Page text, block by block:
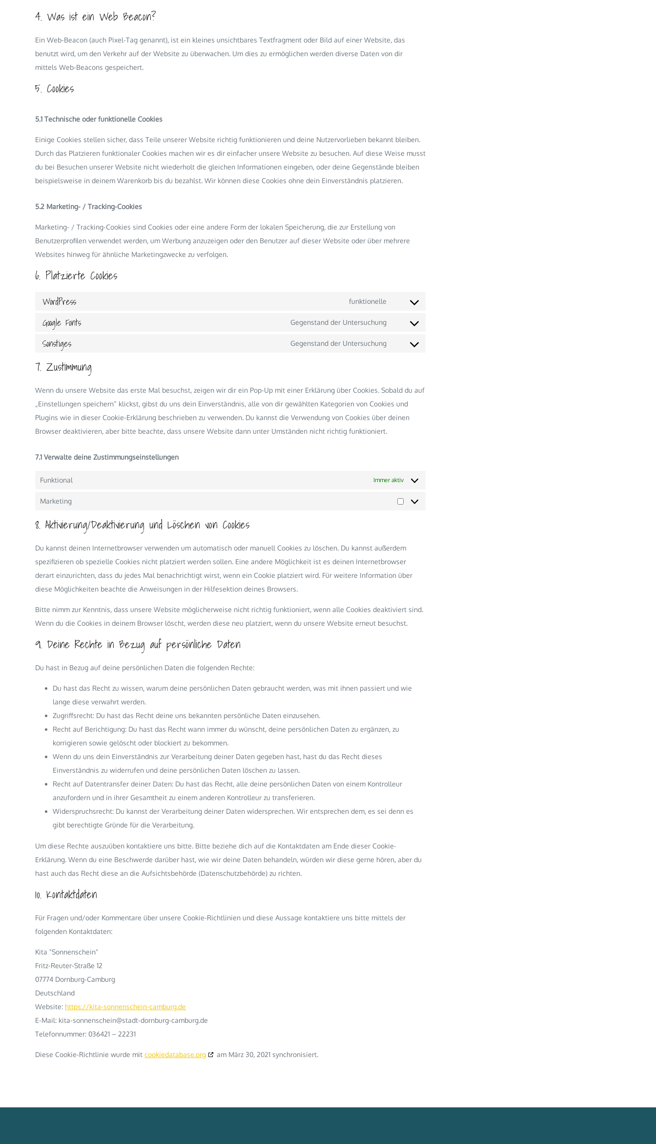
4. Was ist ein Web Beacon?
Ein Web-Beacon (auch Pixel-Tag genannt), ist ein kleines unsichtbares Textfragment oder Bild auf einer Website, das
benutzt wird, um den Verkehr auf der Website zu überwachen. Um dies zu ermöglichen werden diverse Daten von dir
mittels Web-Beacons gespeichert.
5. Cookies
5.1 Technische oder funktionelle Cookies
Einige Cookies stellen sicher, dass Teile unserer Website richtig funktionieren und deine Nutzervorlieben bekannt bleiben.
Durch das Platzieren funktionaler Cookies machen wir es dir einfacher unsere Website zu besuchen. Auf diese Weise musst
du bei Besuchen unserer Website nicht wiederholt die gleichen Informationen eingeben, oder deine Gegenstände bleiben
beispielsweise in deinem Warenkorb bis du bezahlst. Wir können diese Cookies ohne dein Einverständnis platzieren.
5.2 Marketing- / Tracking-Cookies
Marketing- / Tracking-Cookies sind Cookies oder eine andere Form der lokalen Speicherung, die zur Erstellung von
Benutzerprofilen verwendet werden, um Werbung anzuzeigen oder den Benutzer auf dieser Website oder über mehrere
Websites hinweg für ähnliche Marketingzwecke zu verfolgen.
6. Platzierte Cookies
WordPress funktionelle
Consent
wordpress
Google Fonts Gegenstand der Untersuchung
Consent
Sonstiges Gegenstand der Untersuchung
Consent
sonstiges
7. Zustimmung
Wenn du unsere Website das erste Mal besuchst, zeigen wir dir ein Pop-Up mit einer Erklärung über Cookies. Sobald du auf
„Einstellungen speichern“ klickst, gibst du uns dein Einverständnis, alle von dir gewählten Kategorien von Cookies und
Plugins wie in dieser Cookie-Erklärung beschrieben zu verwenden. Du kannst die Verwendung von Cookies über deinen
Browser deaktivieren, aber bitte beachte, dass unsere Website dann unter Umständen nicht richtig funktioniert.
7.1 Verwalte deine Zustimmungseinstellungen
Funktional Immer aktiv
Marketing
8. Aktivierung/Deaktivierung und Löschen von Cookies
Du kannst deinen Internetbrowser verwenden um automatisch oder manuell Cookies zu löschen. Du kannst außerdem
spezifizieren ob spezielle Cookies nicht platziert werden sollen. Eine andere Möglichkeit ist es deinen Internetbrowser
derart einzurichten, dass du jedes Mal benachrichtigt wirst, wenn ein Cookie platziert wird. Für weitere Information über
diese Möglichkeiten beachte die Anweisungen in der Hilfesektion deines Browsers.
Bitte nimm zur Kenntnis, dass unsere Website möglicherweise nicht richtig funktioniert, wenn alle Cookies deaktiviert sind.
Wenn du die Cookies in deinem Browser löscht, werden diese neu platziert, wenn du unsere Website erneut besuchst.
9. Deine Rechte in Bezug auf persönliche Daten
Du hast in Bezug auf deine persönlichen Daten die folgenden Rechte:
Du hast das Recht zu wissen, warum deine persönlichen Daten gebraucht werden, was mit ihnen passiert und wie
lange diese verwahrt werden.
Zugriffsrecht: Du hast das Recht deine uns bekannten persönliche Daten einzusehen.
Recht auf Berichtigung: Du hast das Recht wann immer du wünscht, deine persönlichen Daten zu ergänzen, zu
korrigieren sowie gelöscht oder blockiert zu bekommen.
Wenn du uns dein Einverständnis zur Verarbeitung deiner Daten gegeben hast, hast du das Recht dieses
Einverständnis zu widerrufen und deine persönlichen Daten löschen zu lassen.
Recht auf Datentransfer deiner Daten: Du hast das Recht, alle deine persönlichen Daten von einem Kontrolleur
anzufordern und in ihrer Gesamtheit zu einem anderen Kontrolleur zu transferieren.
Widerspruchsrecht: Du kannst der Verarbeitung deiner Daten widersprechen. Wir entsprechen dem, es sei denn es
gibt berechtigte Gründe für die Verarbeitung.
Um diese Rechte auszuüben kontaktiere uns bitte. Bitte beziehe dich auf die Kontaktdaten am Ende dieser Cookie-
Erklärung. Wenn du eine Beschwerde darüber hast, wie wir deine Daten behandeln, würden wir diese gerne hören, aber du
hast auch das Recht diese an die Aufsichtsbehörde (Datenschutzbehörde) zu richten.
10. Kontaktdaten
Für Fragen und/oder Kommentare über unsere Cookie-Richtlinien und diese Aussage kontaktiere uns bitte mittels der
folgenden Kontaktdaten:
Kita "Sonnenschein"
Fritz-Reuter-Straße 12
07774 Dornburg-Camburg
Deutschland
Website: https://kita-sonnenschein-camburg.de
E-Mail: kita-sonnenschein@stadt-dornburg-camburg.de
Telefonnummer: 036421 – 22231
Diese Cookie-Richtlinie wurde mit cookiedatabase.org am März 30, 2021 synchronisiert.